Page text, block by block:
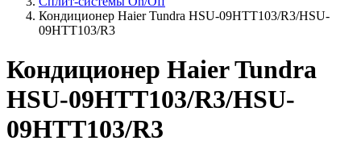
Кондиционер Haier Tundra HSU-09HTT103/R3/HSU-
09HTT103/R3
Кондиционер Haier Tundra
HSU-09HTT103/R3/HSU-
09HTT103/R3